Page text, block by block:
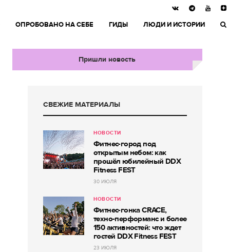
ОПРОБОВАНО НА СЕБЕ ГИДЫ ЛЮДИ И ИСТОРИИ
Пришли новость
СВЕЖИЕ МАТЕРИАЛЫ
НОВОСТИ
Фитнес-город под
открытым небом: как
прошёл юбилейный DDX
Fitness FEST
30 ИЮЛЯ
НОВОСТИ
Фитнес-гонка CRACE,
техно-перформанс и более
150 активностей: что ждет
гостей DDX Fitness FEST
23 ИЮЛЯ